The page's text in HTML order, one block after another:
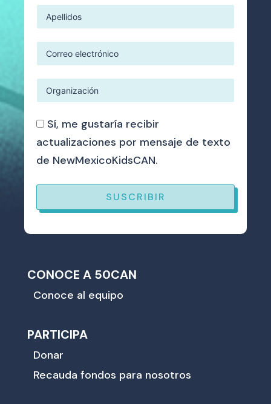
Sí, me gustaría recibir
actualizaciones por mensaje de texto
de NewMexicoKidsCAN.
SUSCRIBIR
CONOCE A 50CAN
Conoce al equipo
PARTICIPA
Donar
Recauda fondos para nosotros